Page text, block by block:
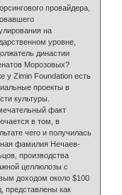
провайдера,
на
уровне,
династии
Морозовых?
у Zimin Foundation есть
проекты в
культуры.
факт
в том, в
чего и получилась
фамилия Нечаев-
производства
целлюлозы с
доходом около $100
представлены как